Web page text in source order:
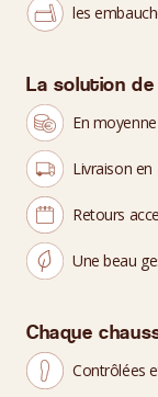
les
La solution de
En
Livraison
Retours
Une beau
Chaque
Contrôlées